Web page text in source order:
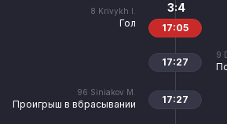
8 Krivykh I.
Гол
3:4
17:05
9
17:27
96 Siniakov M.
Проигрыш в вбрасывании 17:27